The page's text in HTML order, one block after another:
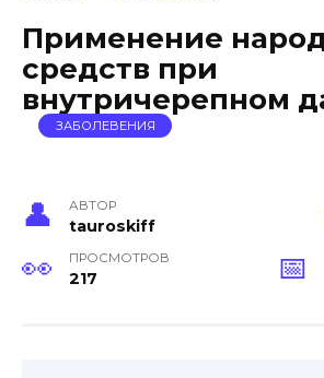
Применение
средств при
внутричерепном
ЗАБОЛЕВЕНИЯ
АВТОР
tauroskiff
ПРОСМОТРОВ
217